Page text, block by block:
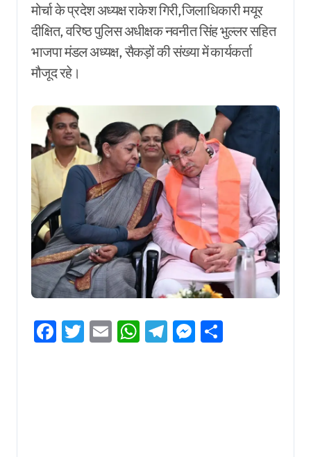
मोर्चा के प्रदेश अध्यक्ष राकेश गिरी,जिलाधिकारी मयूर
दीक्षित, वरिष्ठ पुलिस अधीक्षक नवनीत सिंह भुल्लर सहित
भाजपा मंडल अध्यक्ष, सैकड़ों की संख्या में कार्यकर्ता
मौजूद रहे।
Facebook
Twitter
EmailWhatsApp
Telegram
Messenger